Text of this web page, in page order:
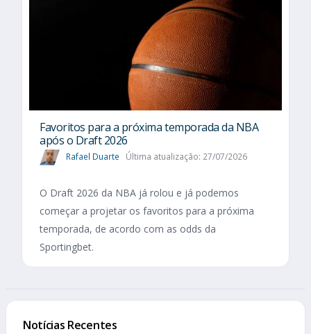
Favoritos para a próxima temporada da NBA
após o Draft 2026
Rafael Duarte Última atualização: 27/07/2026
O Draft 2026 da NBA já rolou e já podemos
começar a projetar os favoritos para a próxima
temporada, de acordo com as odds da
Sportingbet.
Notícias Recentes